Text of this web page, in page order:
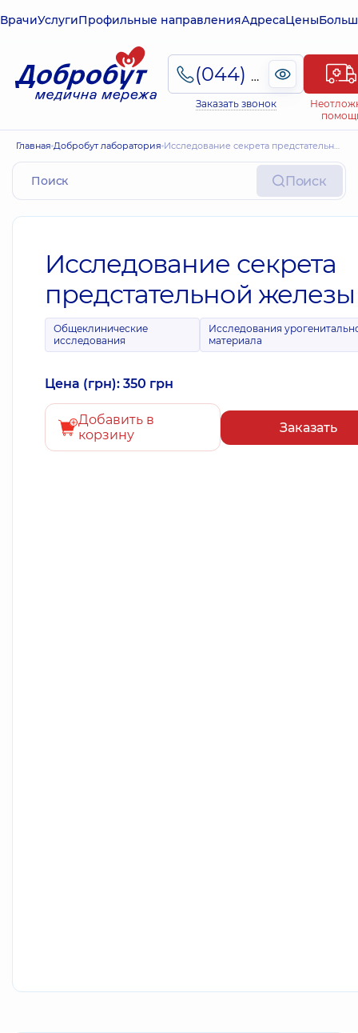
ВрачиУслугиПрофильные направленияАдресаЦены
(044) 495-2-888
Заказать звонок
Главная Добробут лаборатория Исследование секрета предстательной железы
Поиск
Исследование секрета
предстательной железы
Общеклинические
исследования
Исследования
материала
Цена (грн): 350 грн
Добавить в
корзину
Заказать